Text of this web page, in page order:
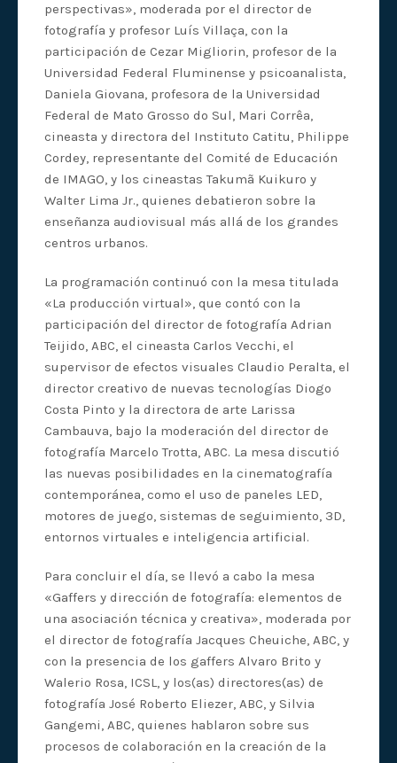
perspectivas», moderada por el director de
fotografía y profesor Luís Villaça, con la
participación de Cezar Migliorin, profesor de la
Universidad Federal Fluminense y psicoanalista,
Daniela Giovana, profesora de la Universidad
Federal de Mato Grosso do Sul, Mari Corrêa,
cineasta y directora del Instituto Catitu, Philippe
Cordey, representante del Comité de Educación
de IMAGO, y los cineastas Takumã Kuikuro y
Walter Lima Jr., quienes debatieron sobre la
enseñanza audiovisual más allá de los grandes
centros urbanos.
La programación continuó con la mesa titulada
«La producción virtual», que contó con la
participación del director de fotografía Adrian
Teijido, ABC, el cineasta Carlos Vecchi, el
supervisor de efectos visuales Claudio Peralta, el
director creativo de nuevas tecnologías Diogo
Costa Pinto y la directora de arte Larissa
Cambauva, bajo la moderación del director de
fotografía Marcelo Trotta, ABC. La mesa discutió
las nuevas posibilidades en la cinematografía
contemporánea, como el uso de paneles LED,
motores de juego, sistemas de seguimiento, 3D,
entornos virtuales e inteligencia artificial.
Para concluir el día, se llevó a cabo la mesa
«Gaffers y dirección de fotografía: elementos de
una asociación técnica y creativa», moderada por
el director de fotografía Jacques Cheuiche, ABC, y
con la presencia de los gaffers Alvaro Brito y
Walerio Rosa, ICSL, y los(as) directores(as) de
fotografía José Roberto Eliezer, ABC, y Silvia
Gangemi, ABC, quienes hablaron sobre sus
procesos de colaboración en la creación de la